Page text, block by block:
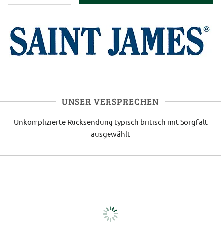
UNSER VERSPRECHEN
Unkomplizierte Rücksendung typisch britisch mit Sorgfalt
ausgewählt